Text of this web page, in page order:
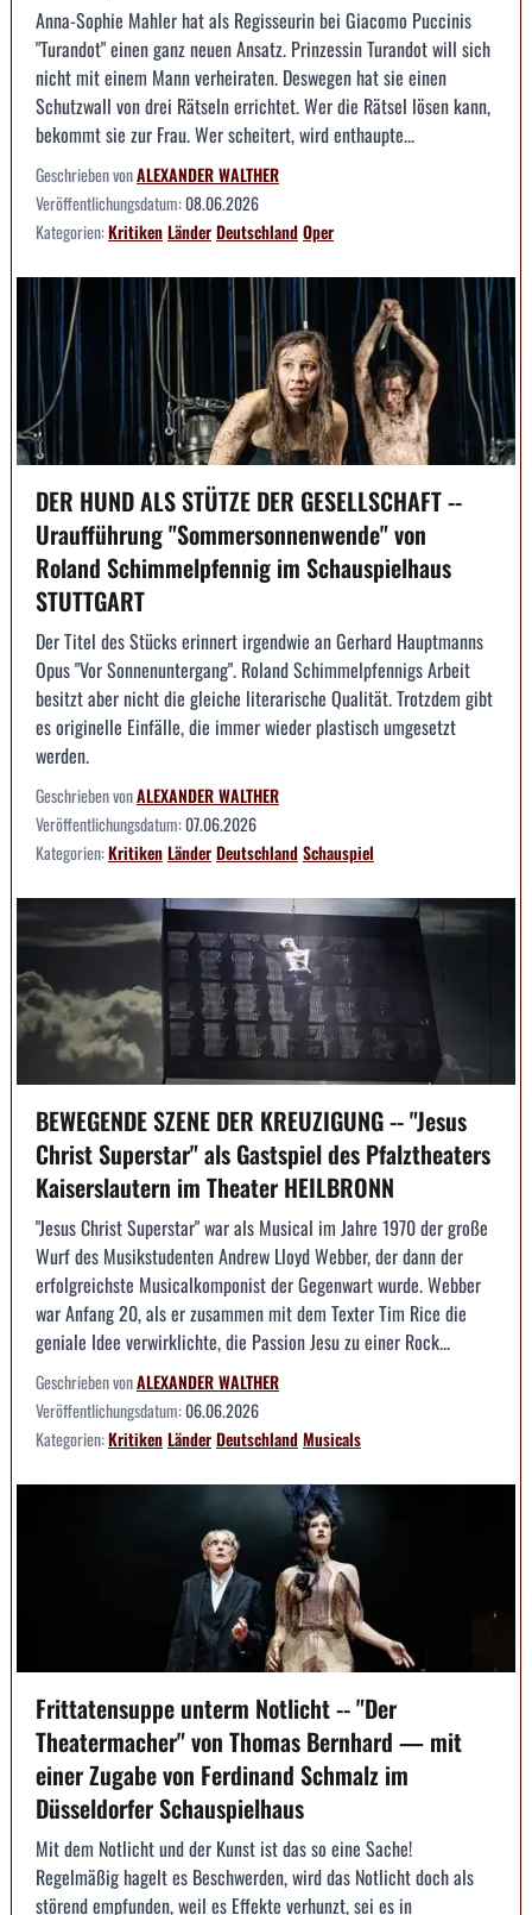
Anna-Sophie Mahler hat als Regisseurin bei Giacomo Puccinis
"Turandot" einen ganz neuen Ansatz. Prinzessin Turandot will sich
nicht mit einem Mann verheiraten. Deswegen hat sie einen
Schutzwall von drei Rätseln errichtet. Wer die Rätsel lösen kann,
bekommt sie zur Frau. Wer scheitert, wird enthaupte...
Geschrieben vonALEXANDER WALTHER
Veröffentlichungsdatum:08.06.2026
Kategorien:KritikenLänderDeutschlandOper
DER HUND ALS STÜTZE DER GESELLSCHAFT --
Uraufführung "Sommersonnenwende" von
Roland Schimmelpfennig im Schauspielhaus
STUTTGART
Der Titel des Stücks erinnert irgendwie an Gerhard Hauptmanns
Opus "Vor Sonnenuntergang". Roland Schimmelpfennigs Arbeit
besitzt aber nicht die gleiche literarische Qualität. Trotzdem gibt
es originelle Einfälle, die immer wieder plastisch umgesetzt
werden.
Geschrieben vonALEXANDER WALTHER
Veröffentlichungsdatum:07.06.2026
Kategorien:KritikenLänderDeutschlandSchauspiel
BEWEGENDE SZENE DER KREUZIGUNG -- "Jesus
Christ Superstar" als Gastspiel des Pfalztheaters
Kaiserslautern im Theater HEILBRONN
"Jesus Christ Superstar" war als Musical im Jahre 1970 der große
Wurf des Musikstudenten Andrew Lloyd Webber, der dann der
erfolgreichste Musicalkomponist der Gegenwart wurde. Webber
war Anfang 20, als er zusammen mit dem Texter Tim Rice die
geniale Idee verwirklichte, die Passion Jesu zu einer Rock...
Geschrieben vonALEXANDER WALTHER
Veröffentlichungsdatum:06.06.2026
Kategorien:KritikenLänderDeutschlandMusicals
Frittatensuppe unterm Notlicht -- "Der
Theatermacher" von Thomas Bernhard — mit
einer Zugabe von Ferdinand Schmalz im
Düsseldorfer Schauspielhaus
Mit dem Notlicht und der Kunst ist das so eine Sache!
Regelmäßig hagelt es Beschwerden, wird das Notlicht doch als
störend empfunden, weil es Effekte verhunzt, sei es in